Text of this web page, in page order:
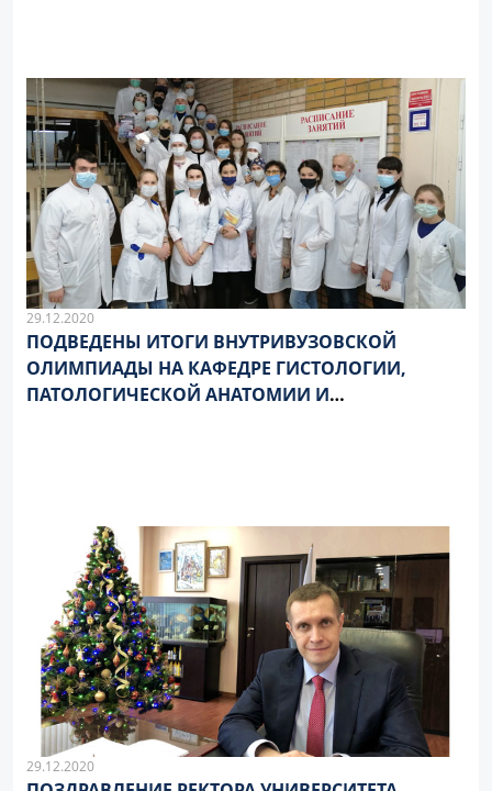
29.12.2020
ПОДВЕДЕНЫ ИТОГИ ВНУТРИВУЗОВСКОЙ
ОЛИМПИАДЫ НА КАФЕДРЕ ГИСТОЛОГИИ,
ПАТОЛОГИЧЕСКОЙ АНАТОМИИ И
29.12.2020